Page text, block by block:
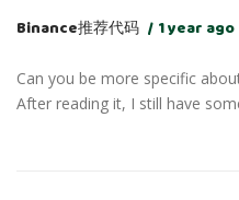
Binance推荐代码 1 year ago
Can you be more specific
After reading it, I still have